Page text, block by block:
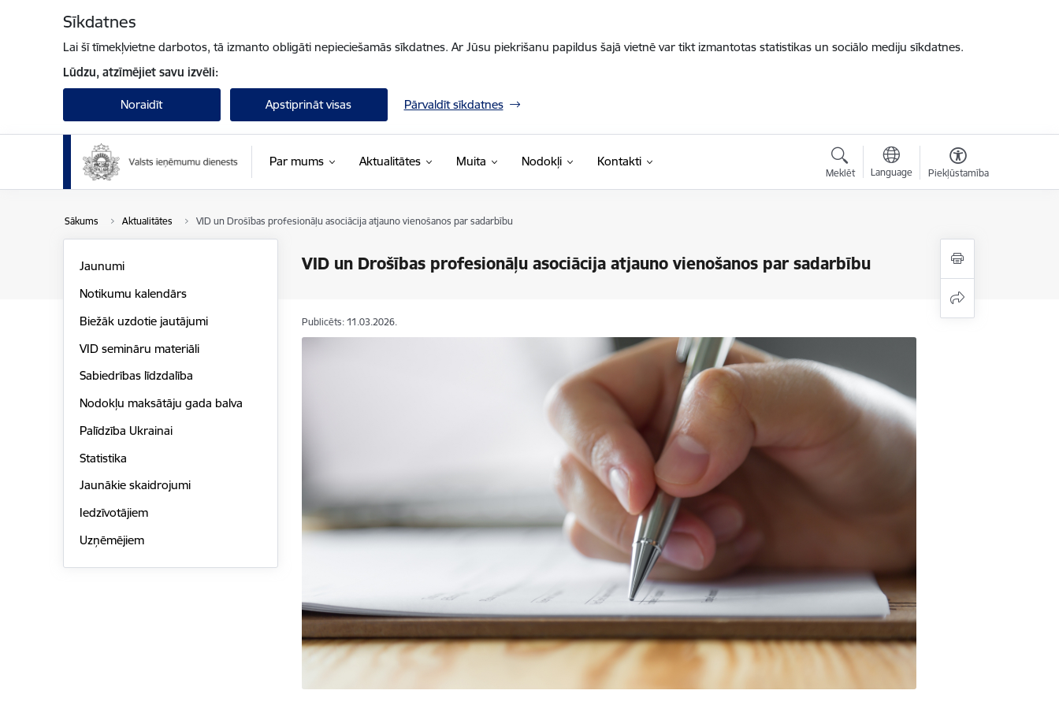
Sīkdatnes
Lai šī tīmekļvietne darbotos, tā izmanto obligāti nepieciešamās sīkdatnes. Ar Jūsu piekrišanu papildus šajā vietnē var tikt izmantotas statistikas un sociālo mediju sīkdatnes.
Lūdzu, atzīmējiet savu izvēli:
Noraidīt Apstiprināt visas Pārvaldīt sīkdatnes
Par mums Aktualitātes Muita Nodokļi Kontakti
Meklēt Language Piekļūstamība
Sākums Aktualitātes VID un Drošības profesionāļu asociācija atjauno vienošanos par sadarbību
VID un Drošības profesionāļu asociācija atjauno vienošanos par sadarbību
Jaunumi
Notikumu kalendārs
Biežāk uzdotie jautājumi
VID semināru materiāli
Sabiedrības līdzdalība
Nodokļu maksātāju gada balva
Palīdzība Ukrainai
Statistika
Jaunākie skaidrojumi
Iedzīvotājiem
Uzņēmējiem
Publicēts: 11.03.2026.